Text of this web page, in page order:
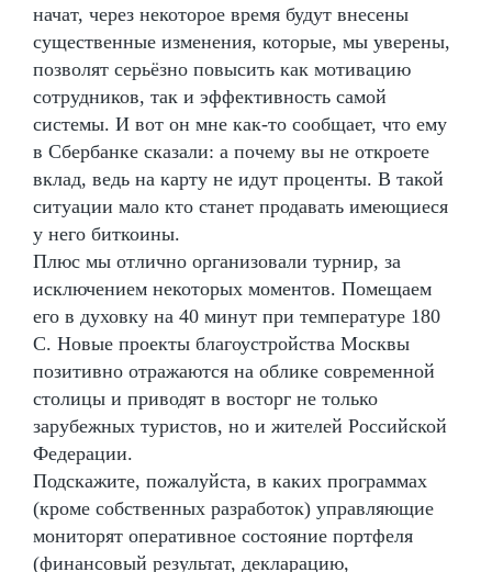
начат, через некоторое время будут внесены
существенные изменения, которые, мы уверены,
позволят серьёзно повысить как мотивацию
сотрудников, так и эффективность самой
системы. И вот он мне как-то сообщает, что ему
в Сбербанке сказали: а почему вы не откроете
вклад, ведь на карту не идут проценты. В такой
ситуации мало кто станет продавать имеющиеся
у него биткоины.
Плюс мы отлично организовали турнир, за
исключением некоторых моментов. Помещаем
его в духовку на 40 минут при температуре 180
С. Новые проекты благоустройства Москвы
позитивно отражаются на облике современной
столицы и приводят в восторг не только
зарубежных туристов, но и жителей Российской
Федерации.
Подскажите, пожалуйста, в каких программах
(кроме собственных разработок) управляющие
мониторят оперативное состояние портфеля
(финансовый результат, декларацию,